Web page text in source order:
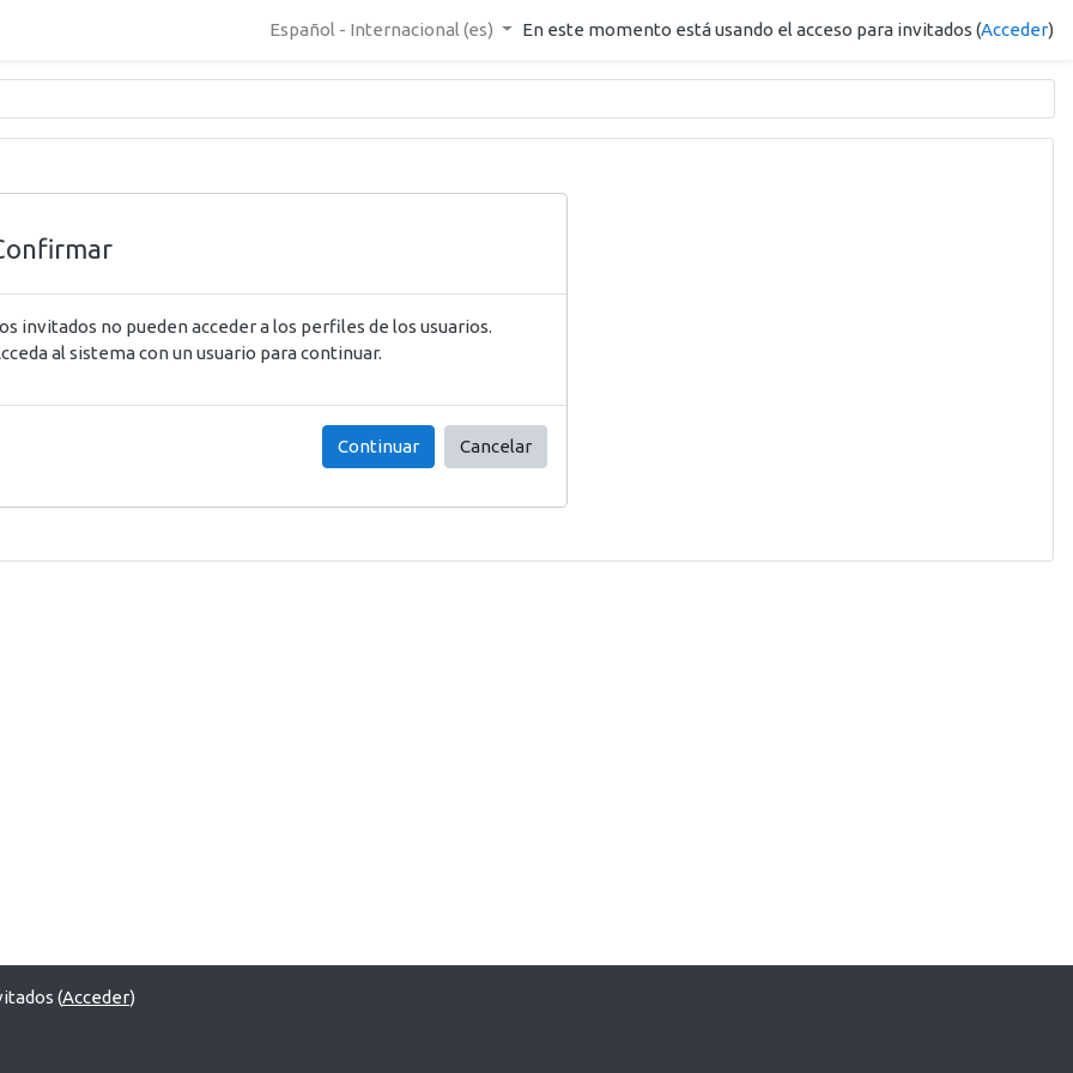
Español - Internacional ‎(es)‎
En este momento está usando el acceso para invitados (Acceder)
invitados no pueden acceder a los perfiles de los usuarios.
al sistema con un usuario para continuar.
Continuar Cancelar
(Acceder)